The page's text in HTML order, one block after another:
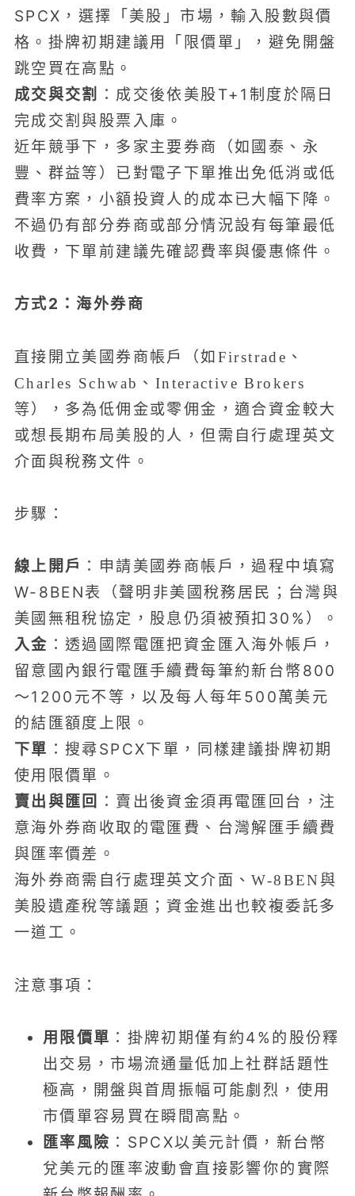
SPCX，選擇「美股」市場，輸入股數與價
格。掛牌初期建議用「限價單」，避免開盤
跳空買在高點。
成交與交割
：成交後依美股T+1制度於隔日
完成交割與股票入庫。
近年競爭下，多家主要券商（如國泰、永
豐、群益等）已對電子下單推出免低消或低
費率方案，小額投資人的成本已大幅下降。
不過仍有部分券商或部分情況設有每筆最低
收費，下單前建議先確認費率與優惠條件。
方式2：海外券商
直接開立美國券商帳戶（如Firstrade、
Charles Schwab、Interactive Brokers
等），多為低佣金或零佣金，適合資金較大
或想長期布局美股的人，但需自行處理英文
介面與稅務文件。
步驟：
線上開戶 ：申請美國券商帳戶，過程中填寫
W-8BEN表（聲明非美國稅務居民；台灣與
美國無租稅協定，股息仍須被預扣30%）。
入金 ：透過國際電匯把資金匯入海外帳戶，
留意國內銀行電匯手續費每筆約新台幣800
～1200元不等，以及每人每年500萬美元
的結匯額度上限。
下單 ：搜尋SPCX下單，同樣建議掛牌初期
使用限價單。
賣出與匯回 ：賣出後資金須再電匯回台，注
意海外券商收取的電匯費、台灣解匯手續費
與匯率價差。
海外券商需自行處理英文介面、W-8BEN與
美股遺產稅等議題；資金進出也較複委託多
一道工。
注意事項：
用限價單 ：掛牌初期僅有約4%的股份釋
出交易，市場流通量低加上社群話題性
極高，開盤與首周振幅可能劇烈，使用
市價單容易買在瞬間高點。
匯率風險 ：SPCX以美元計價，新台幣
兌美元的匯率波動會直接影響你的實際